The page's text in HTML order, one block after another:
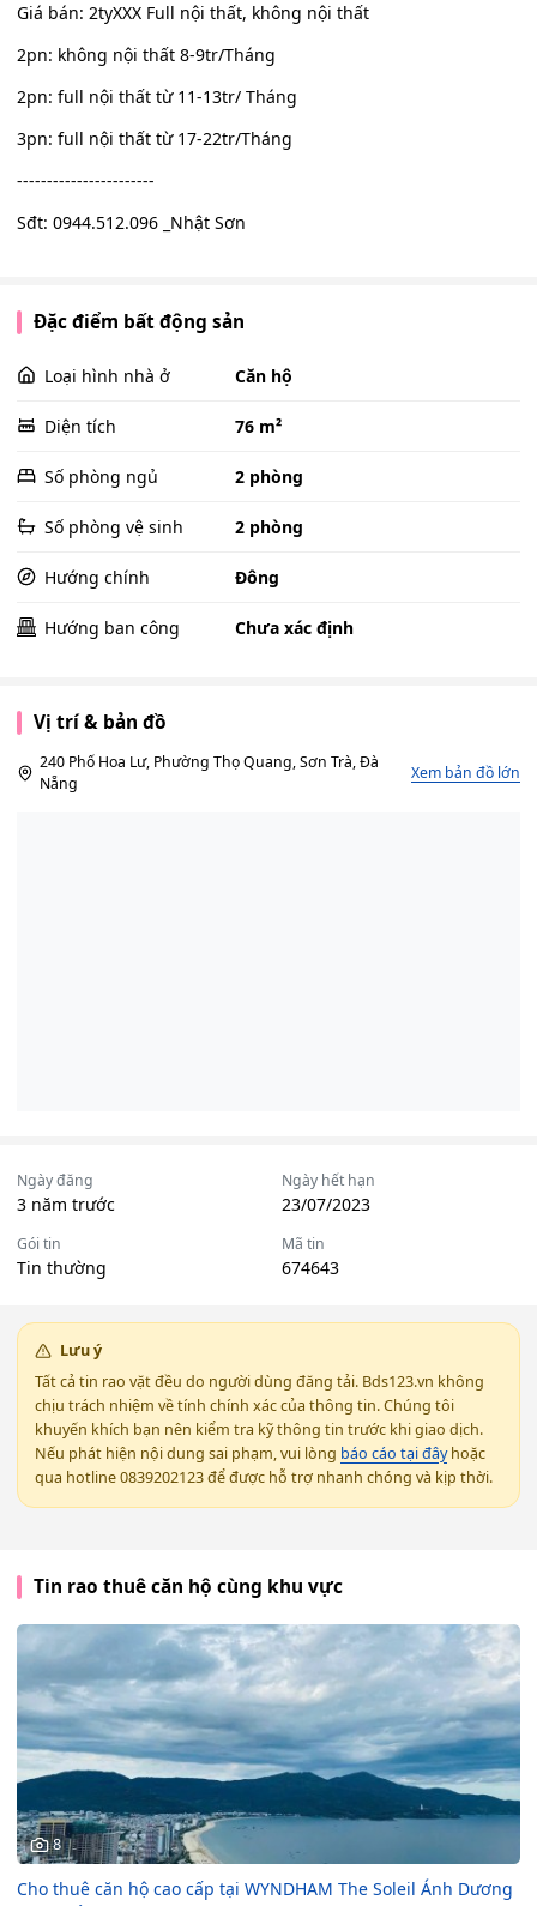
Giá bán: 2tyXXX Full nội thất, không nội thất
2pn: không nội thất 8-9tr/Tháng
2pn: full nội thất từ 11-13tr/ Tháng
3pn: full nội thất từ 17-22tr/Tháng
-----------------------
Sđt: 0944.512.096 _Nhật Sơn
Đặc điểm bất động sản
Loại hình nhà ở Căn hộ
Diện tích 76 m²
Số phòng ngủ 2 phòng
Số phòng vệ sinh 2 phòng
Hướng chính Đông
Hướng ban công Chưa xác định
Vị trí & bản đồ
240 Phố Hoa Lư, Phường Thọ Quang, Sơn Trà, Đà
Nẵng
Xem bản đồ lớn
Ngày đăng
3 năm trước
Ngày hết hạn
23/07/2023
Gói tin
Tin thường
Mã tin
674643
Lưu ý
Tất cả tin rao vặt đều do người dùng đăng tải. Bds123.vn không
chịu trách nhiệm về tính chính xác của thông tin. Chúng tôi
khuyến khích bạn nên kiểm tra kỹ thông tin trước khi giao dịch.
Nếu phát hiện nội dung sai phạm, vui lòng báo cáo tại đâyhoặc
qua hotline 0839202123 để được hỗ trợ nhanh chóng và kịp thời.
Tin rao thuê căn hộ cùng khu vực
8
Cho thuê căn hộ cao cấp tại WYNDHAM The Soleil Ánh Dương